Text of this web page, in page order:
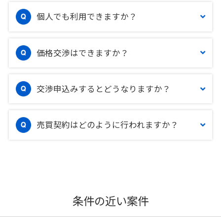
個人でも利用できますか？
価格交渉はできますか？
交渉申込みするとどうなりますか？
売買契約はどのように行われますか？
条件の近い案件